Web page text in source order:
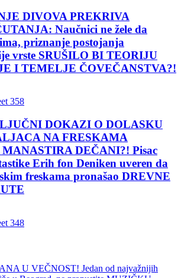
DIVOVA PREKRIVA
Naučnici ne žele da
priznanje postojanja
vrste SRUŠILO BI TEORIJU
I TEMELJE ČOVEČANSTVA?!
358
DOKAZI O DOLASKU
NA FRESKAMA
MANASTIRA DEČANI?! Pisac
Erih fon Deniken uveren da
freskama pronašao DREVNE
348